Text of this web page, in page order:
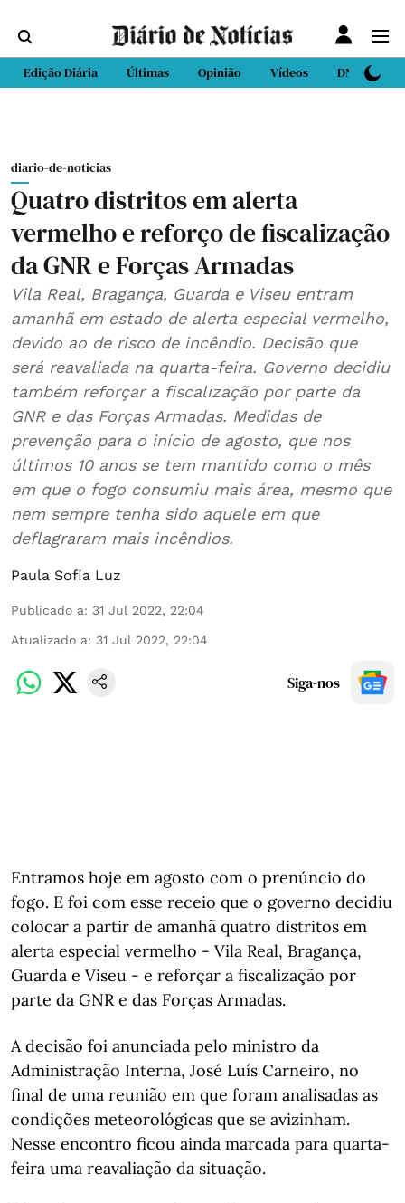
Edição Diária Últimas Opinião Vídeos DN Sport
diario-de-noticias
Quatro distritos em alerta
vermelho e reforço de fiscalização
da GNR e Forças Armadas
Vila Real, Bragança, Guarda e Viseu entram
amanhã em estado de alerta especial vermelho,
devido ao de risco de incêndio. Decisão que
será reavaliada na quarta-feira. Governo decidiu
também reforçar a fiscalização por parte da
GNR e das Forças Armadas. Medidas de
prevenção para o início de agosto, que nos
últimos 10 anos se tem mantido como o mês
em que o fogo consumiu mais área, mesmo que
nem sempre tenha sido aquele em que
deflagraram mais incêndios.
Paula Sofia Luz
Publicado a: 31 Jul 2022, 22:04
Atualizado a: 31 Jul 2022, 22:04
Siga-nos
Entramos hoje em agosto com o prenúncio do
fogo. E foi com esse receio que o governo decidiu
colocar a partir de amanhã quatro distritos em
alerta especial vermelho - Vila Real, Bragança,
Guarda e Viseu - e reforçar a fiscalização por
parte da GNR e das Forças Armadas.
A decisão foi anunciada pelo ministro da
Administração Interna, José Luís Carneiro, no
final de uma reunião em que foram analisadas as
condições meteorológicas que se avizinham.
Nesse encontro ficou ainda marcada para quarta-
feira uma reavaliação da situação.